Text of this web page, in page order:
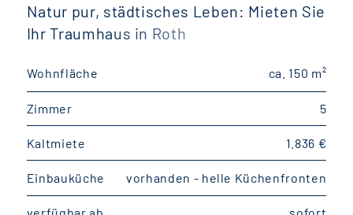
Natur pur, städtisches Leben: Mieten Sie
Ihr Traumhaus in Roth
Wohnfläche ca. 150 m²
Zimmer 5
Kaltmiete 1.836 €
Einbauküche vorhanden - helle Küchenfronten